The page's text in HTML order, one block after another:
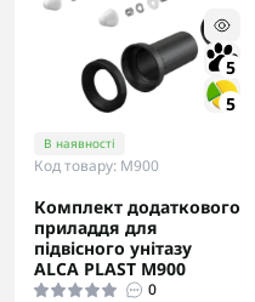
5
5
В наявності
Код товару: M900
Комплект додаткового
приладдя для
підвісного унітазу
ALCA PLAST M900
0